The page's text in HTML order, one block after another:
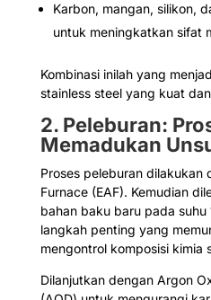
Karbon, mangan, silikon,
untuk meningkatkan sifat
Kombinasi inilah yang
stainless steel yang kuat
2. Peleburan:
Memadukan
Proses peleburan dilakukan
Furnace (EAF). Kemudian
bahan baku baru pada suhu
langkah penting yang
mengontrol komposisi kimia
Dilanjutkan dengan Argon